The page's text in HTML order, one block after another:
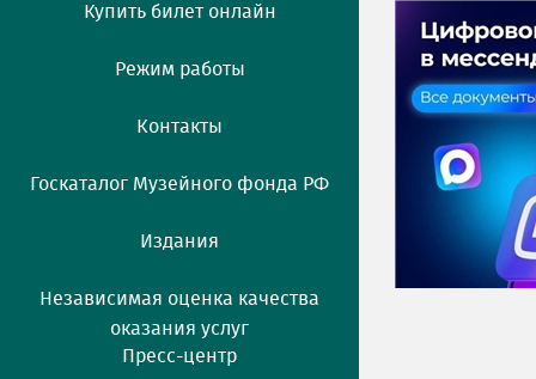
Купить билет онлайн
Режим работы
Контакты
Госкаталог Музейного фонда РФ
Издания
Независимая оценка качества
оказания услуг
Пресс-центр